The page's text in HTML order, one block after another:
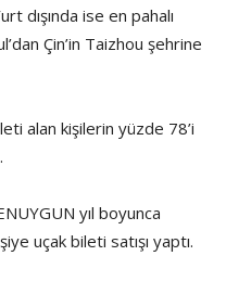
dışında ise en pahalı
Çin’in Taizhou şehrine
alan kişilerin yüzde 78’i
yıl boyunca
uçak bileti satışı yaptı.